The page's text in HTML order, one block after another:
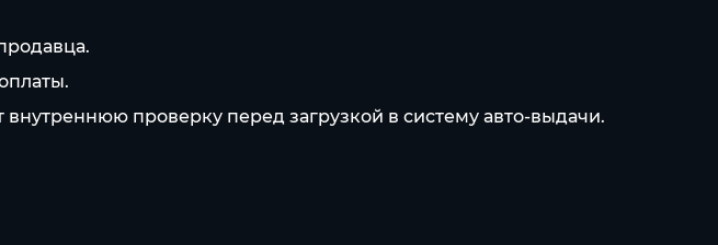
проверку перед загрузкой в систему авто-выдачи.